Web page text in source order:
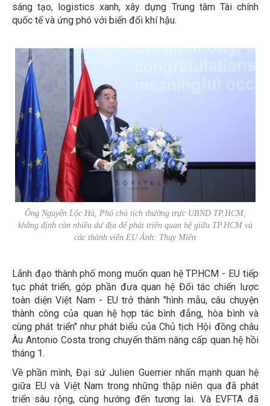
sáng tạo, logistics xanh, xây dựng Trung tâm Tài chính
quốc tế và ứng phó với biến đổi khí hậu.
Ông Nguyễn Lộc Hà, Phó chủ tịch thường trực UBND TP.HCM,
khẳng định còn nhiều dư địa để phát triển quan hệ giữa TP.HCM và
các thành viên EU Ảnh: Thụy Miên
Lãnh đạo thành phố mong muốn quan hệ TP.HCM - EU tiếp
tục phát triển, góp phần đưa quan hệ Đối tác chiến lược
toàn diện Việt Nam - EU trở thành "hình mẫu, câu chuyện
thành công của quan hệ hợp tác bình đẳng, hòa bình và
cùng phát triển" như phát biểu của Chủ tịch Hội đồng châu
Âu Antonio Costa trong chuyến thăm nâng cấp quan hệ hồi
tháng 1.
Về phần mình, Đại sứ Julien Guerrier nhấn mạnh quan hệ
giữa EU và Việt Nam trong những thập niên qua đã phát
triển sâu rộng, cùng hướng đến tương lai. Và EVFTA đã